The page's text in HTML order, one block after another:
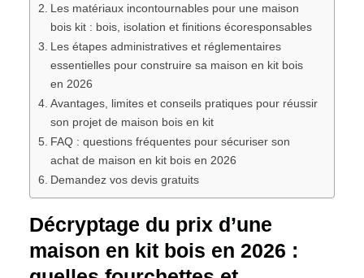
Les matériaux incontournables pour une maison
bois kit : bois, isolation et finitions écoresponsables
Les étapes administratives et réglementaires
essentielles pour construire sa maison en kit bois
en 2026
Avantages, limites et conseils pratiques pour réussir
son projet de maison bois en kit
FAQ : questions fréquentes pour sécuriser son
achat de maison en kit bois en 2026
Demandez vos devis gratuits
Décryptage du prix d’une
maison en kit bois en 2026 :